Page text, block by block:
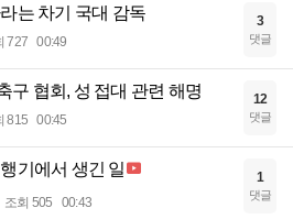
는 차기 국대 감독
727 00:49
3
댓글
구 협회, 성 접대 관련 해명
815 00:45
12
댓글
기에서 생긴 일
조회 505 00:43
1
댓글